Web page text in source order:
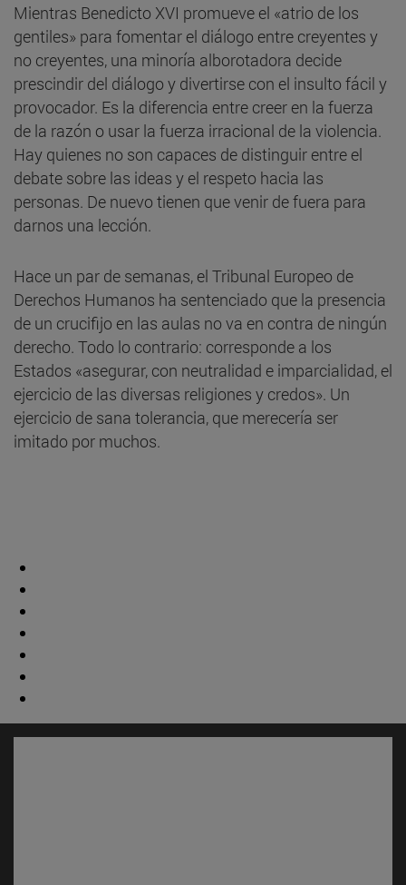
Mientras Benedicto XVI promueve el «atrio de los
gentiles» para fomentar el diálogo entre creyentes y
no creyentes, una minoría alborotadora decide
prescindir del diálogo y divertirse con el insulto fácil y
provocador. Es la diferencia entre creer en la fuerza
de la razón o usar la fuerza irracional de la violencia.
Hay quienes no son capaces de distinguir entre el
debate sobre las ideas y el respeto hacia las
personas. De nuevo tienen que venir de fuera para
darnos una lección.
Hace un par de semanas, el Tribunal Europeo de
Derechos Humanos ha sentenciado que la presencia
de un crucifijo en las aulas no va en contra de ningún
derecho. Todo lo contrario: corresponde a los
Estados «asegurar, con neutralidad e imparcialidad, el
ejercicio de las diversas religiones y credos». Un
ejercicio de sana tolerancia, que merecería ser
imitado por muchos.